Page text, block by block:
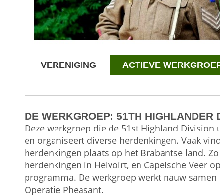
VERENIGING ACTIEVE
DE WERKGROEP: 51TH HIGHLANDER
Deze werkgroep die de 51st Highland Division
en organiseert diverse herdenkingen. Vaak
herdenkingen plaats op het Brabantse land.
herdenkingen in Helvoirt, en Capelsche Veer
programma. De werkgroep werkt nauw
Operatie Pheasant.